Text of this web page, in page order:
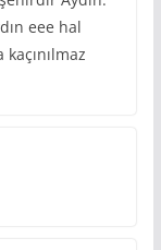
eee hal